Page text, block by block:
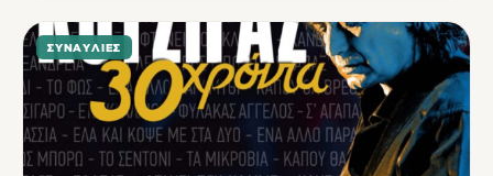
ΣΥΝΑΥΛΊΕΣ